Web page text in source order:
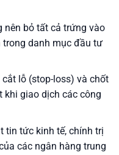
nên bỏ tất cả trứng vào
trong danh mục đầu tư
lỗ (stop-loss) và chốt
khi giao dịch các công
tin tức kinh tế, chính trị
các ngân hàng trung